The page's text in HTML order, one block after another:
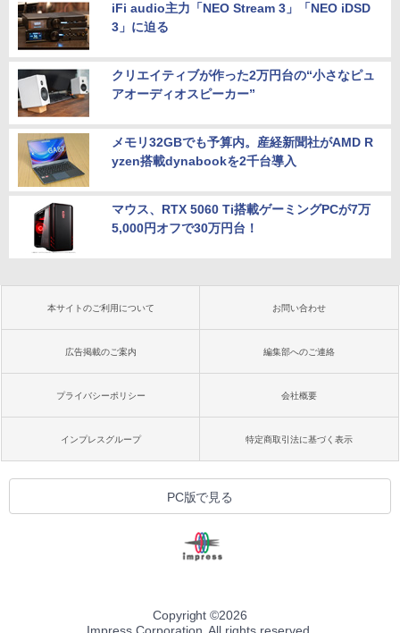
iFi audio主力「NEO Stream 3」「NEO iDSD
3」に迫る
クリエイティブが作った2万円台の“小さなピュ
アオーディオスピーカー”
メモリ32GBでも予算内。産経新聞社がAMD R
yzen搭載dynabookを2千台導入
マウス、RTX 5060 Ti搭載ゲーミングPCが7万
5,000円オフで30万円台！
本サイトのご利用について お問い合わせ
広告掲載のご案内 編集部へのご連絡
プライバシーポリシー 会社概要
インプレスグループ 特定商取引法に基づく表示
PC版で見る
Copyright ©2026